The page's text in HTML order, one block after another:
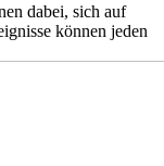
dabei, sich auf
können jeden